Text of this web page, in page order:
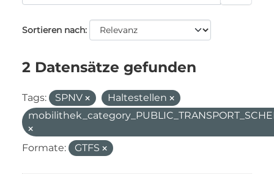
Sortieren nach
2 Datensätze gefunden
Tags: SPNV
Haltestellen
Formate: GTFS